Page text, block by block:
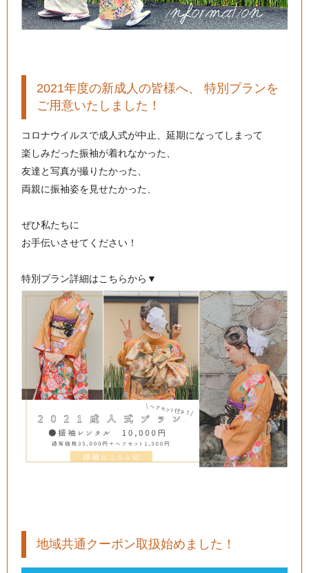
2021年度の新成人の皆様へ、 特別プランを
ご用意いたしました！
コロナウイルスで成人式が中止、延期になってしまって
楽しみだった振袖が着れなかった、
友達と写真が撮りたかった、
両親に振袖姿を見せたかった、
ぜひ私たちに
お手伝いさせてください！
特別プラン詳細はこちらから▼
地域共通クーポン取扱始めました！